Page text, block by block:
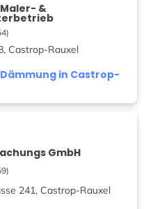
&
in Castrop-
, Castrop-Rauxel
GmbH
241, Castrop-Rauxel